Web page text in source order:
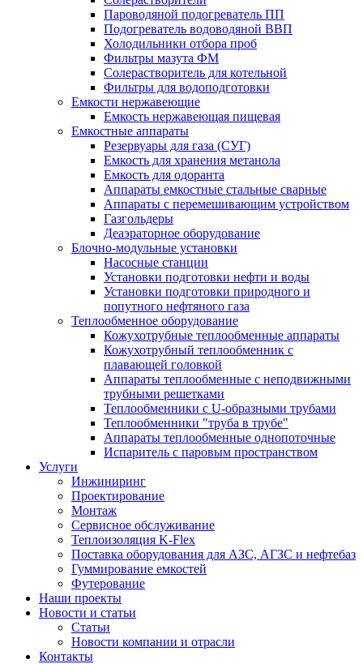
Пароводяной подогреватель ПП
Подогреватель водоводяной ВВП
Холодильники отбора проб
Фильтры мазута ФМ
Солерастворитель для котельной
Фильтры для водоподготовки
Емкости нержавеющие
Емкость нержавеющая пищевая
Емкостные аппараты
Резервуары для газа (СУГ)
Емкость для хранения метанола
Емкость для одоранта
Аппараты емкостные стальные сварные
Аппараты с перемешивающим устройством
Газгольдеры
Деаэраторное оборудование
Блочно-модульные установки
Насосные станции
Установки подготовки нефти и воды
Установки подготовки природного и
попутного нефтяного газа
Теплообменное оборудование
Кожухотрубные теплообменные аппараты
Кожухотрубный теплообменник с
плавающей головкой
Аппараты теплообменные с неподвижными
трубными решетками
Теплообменники с U-образными трубами
Теплообменники "труба в трубе"
Аппараты теплообменные однопоточные
Испаритель с паровым пространством
Услуги
Инжиниринг
Проектирование
Монтаж
Сервисное обслуживание
Теплоизоляция K-Flex
Поставка оборудования для АЗС, АГЗС и нефтебаз
Гуммирование емкостей
Футерование
Наши проекты
Новости и статьи
Статьи
Новости компании и отрасли
Контакты